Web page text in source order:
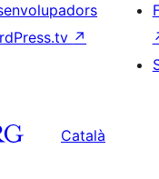
↗
Català